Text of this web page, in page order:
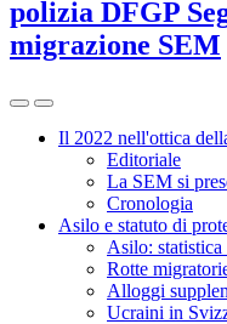
polizia DFGP
migrazione SEM
Il 2022 nell'ottica
Editoriale
La SEM si
Cronologia
Asilo e statuto di
Asilo: statistica
Rotte
Alloggi
Ucraini in